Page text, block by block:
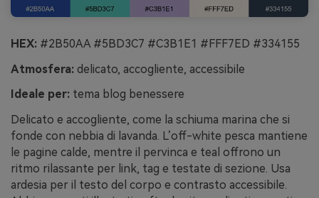
HEX: #2B50AA #5BD3C7 #C3B1E1 #FFF7ED #334155
Atmosfera: delicato, accogliente, accessibile
Ideale per: tema blog benessere
Delicato e accogliente, come la schiuma marina che si
fonde con nebbia di lavanda. L’off-white pesca mantiene
le pagine calde, mentre il pervinca e teal offrono un
ritmo rilassante per link, tag e testate di sezione. Usa
ardesia per il testo del corpo e contrasto accessibile.